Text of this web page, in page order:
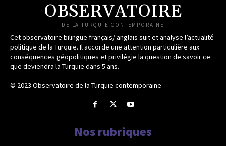
OBSERVATOIRE
DE LA TURQUIE CONTEMPORAINE
Cet observatoire bilingue français/ anglais suit et analyse l’actualité
politique de la Turquie. Il accorde une attention particulière aux
conséquences géopolitiques et privilégie la question de savoir ce
que deviendra la Turquie dans 5 ans.
© 2023 Observatoire de la Turquie contemporaine
Nos rubriques